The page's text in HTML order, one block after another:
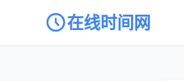
在线时间网